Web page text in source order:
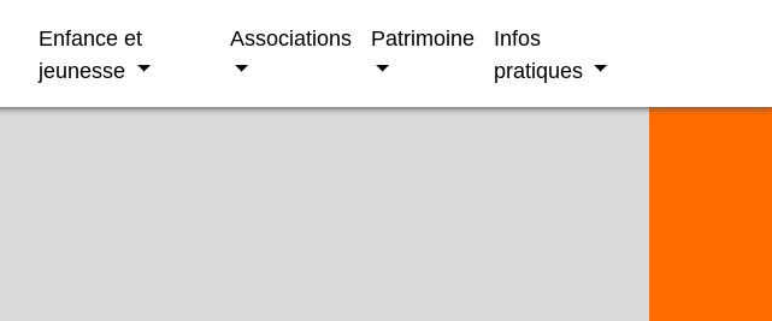
Enfance et
jeunesse
Associations Patrimoine
Infos
pratiques